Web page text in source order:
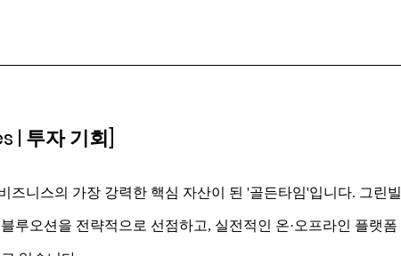
투자 기회]
즈니스의 가장 강력한 핵심 자산이 된 '골든타임'입니다. 그린빌
루오션을 전략적으로 선점하고, 실전적인 온·오프라인 플랫폼